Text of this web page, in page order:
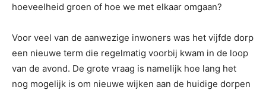
hoeveelheid groen of hoe we met elkaar omgaan?
Voor veel van de aanwezige inwoners was het vijfde dorp
een nieuwe term die regelmatig voorbij kwam in de loop
van de avond. De grote vraag is namelijk hoe lang het
nog mogelijk is om nieuwe wijken aan de huidige dorpen